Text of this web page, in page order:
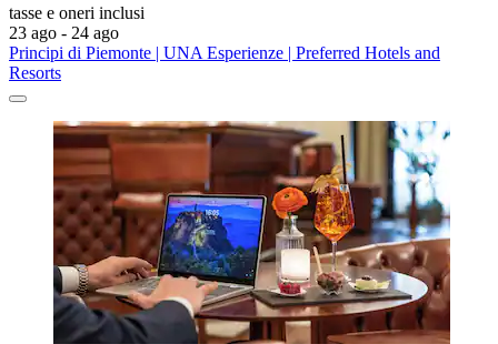
tasse e oneri inclusi
23 ago - 24 ago
Principi di Piemonte | UNA Esperienze | Preferred Hotels and
Resorts